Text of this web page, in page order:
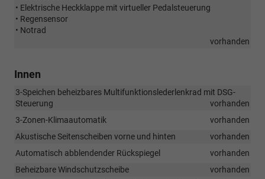
• Elektrische Heckklappe mit virtueller Pedalsteuerung
• Regensensor
• Notrad
vorhanden
Innen
3-Speichen beheizbares Multifunktionslederlenkrad mit DSG-
Steuerung
vorhanden
3-Zonen-Klimaautomatik
vorhanden
Akustische Seitenscheiben vorne und hinten
vorhanden
Automatisch abblendender Rückspiegel
vorhanden
Beheizbare Windschutzscheibe
vorhanden